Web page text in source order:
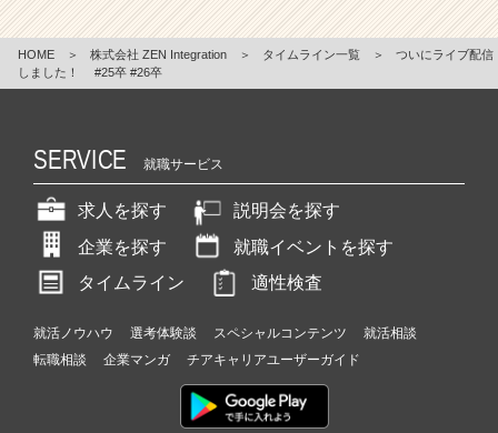
HOME ＞ 株式会社 ZEN Integration ＞ タイムライン一覧 ＞
ついにライブ配信
しました！ #25卒 #26卒
SERVICE 就職サービス
求人を探す
説明会を探す
企業を探す
就職イベントを探す
タイムライン
適性検査
就活ノウハウ 選考体験談 スペシャルコンテンツ
就活相談
転職相談
企業マンガ チアキャリアユーザーガイド